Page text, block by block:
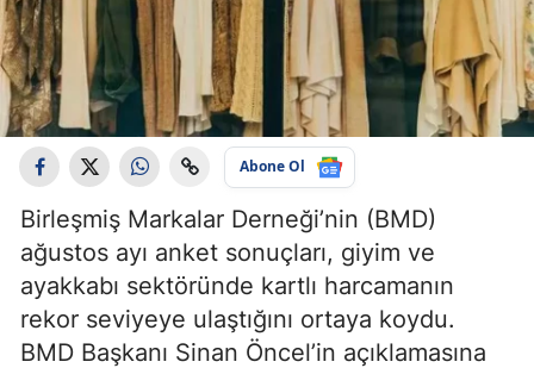
Abone Ol
Birleşmiş Markalar Derneği’nin (BMD)
ağustos ayı anket sonuçları, giyim ve
ayakkabı sektöründe kartlı harcamanın
rekor seviyeye ulaştığını ortaya koydu.
BMD Başkanı Sinan Öncel’in açıklamasına